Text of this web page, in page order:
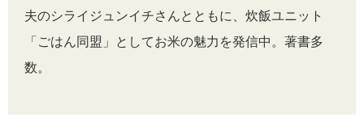
夫のシライジュンイチさんとともに、炊飯ユニット
「ごはん同盟」としてお米の魅力を発信中。著書多
数。